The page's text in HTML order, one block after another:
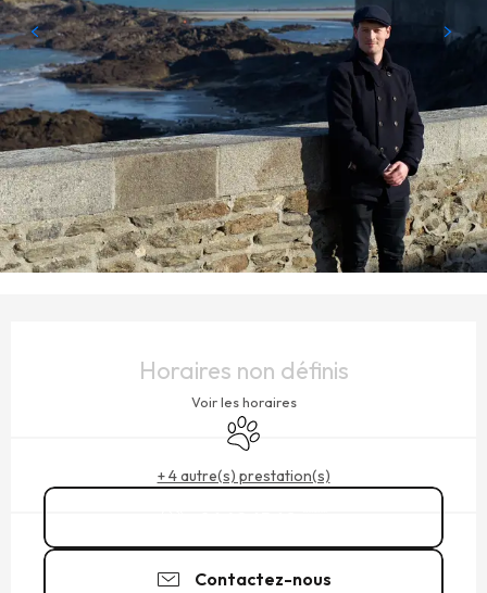
Horaires non définis
Voir les horaires
Animaux acceptés
+ 4 autre(s) prestation(s)
Contactez-nous